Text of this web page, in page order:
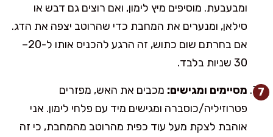
ומבעבעת. מוסיפים מיץ לימון, ואם רוצים גם דבש או
סילאן, ומנערים את המחבת כדי שהרוטב יצפה את הדג.
אם בחרתם שום כתוש, זה הרגע להכניס אותו ל-20–
30 שניות בלבד.
מסיימים ומגישים: מכבים את האש, מפזרים
פטרוזיליה/כוסברה ומגישים מיד עם פלחי לימון. אני
אוהבת לצקת מעל עוד כפית מהרוטב מהמחבת, כי זה